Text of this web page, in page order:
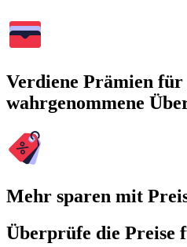
Verdiene Prämien für
wahrgenommene
Mehr sparen mit
Überprüfe die Preise